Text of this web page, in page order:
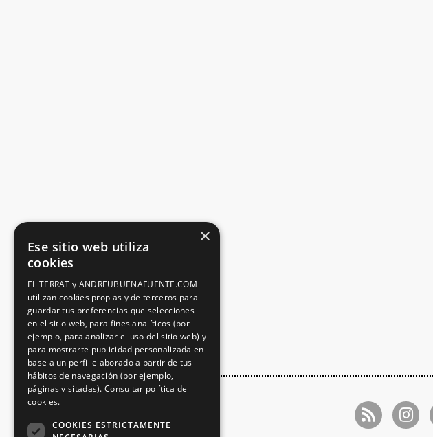
×
Ese sitio web utiliza
cookies
EL TERRAT y ANDREUBUENAFUENTE.COM
utilizan cookies propias y de terceros para
guardar tus preferencias que selecciones
en el sitio web, para fines analíticos (por
ejemplo, para analizar el uso del sitio web) y
para mostrarte publicidad personalizada en
base a un perfil elaborado a partir de tus
hábitos de navegación (por ejemplo,
páginas visitadas).Consultar política de
cookies.
COOKIES ESTRICTAMENTE